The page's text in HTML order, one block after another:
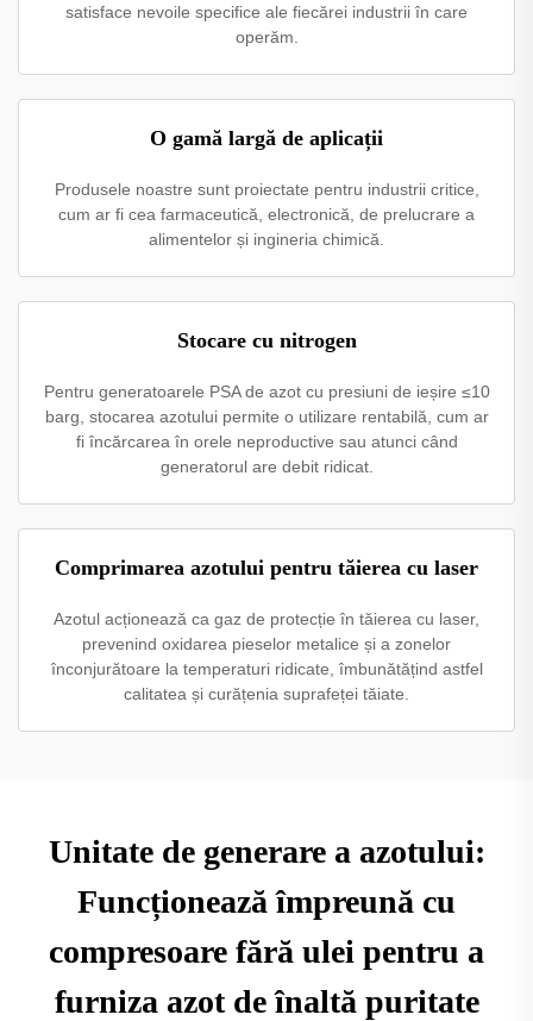
satisface nevoile specifice ale fiecărei industrii în care
operăm.
O gamă largă de aplicații
Produsele noastre sunt proiectate pentru industrii critice,
cum ar fi cea farmaceutică, electronică, de prelucrare a
alimentelor și ingineria chimică.
Stocare cu nitrogen
Pentru generatoarele PSA de azot cu presiuni de ieșire ≤10
barg, stocarea azotului permite o utilizare rentabilă, cum ar
fi încărcarea în orele neproductive sau atunci când
generatorul are debit ridicat.
Comprimarea azotului pentru tăierea cu laser
Azotul acționează ca gaz de protecție în tăierea cu laser,
prevenind oxidarea pieselor metalice și a zonelor
înconjurătoare la temperaturi ridicate, îmbunătățind astfel
calitatea și curățenia suprafeței tăiate.
Unitate de generare a azotului:
Funcționează împreună cu
compresoare fără ulei pentru a
furniza azot de înaltă puritate